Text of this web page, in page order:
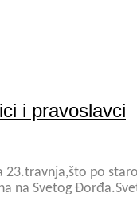
i pravoslavci
23.travnja,što po
na Svetog